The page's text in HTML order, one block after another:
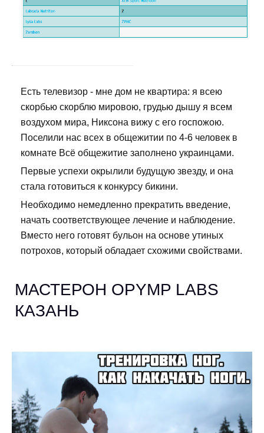
Есть телевизор - мне дом не квартира: я всею
скорбью скорблю мировою, грудью дышу я всем
воздухом мира, Никсона вижу с его госпожою.
Поселили нас всех в общежитии по 4-6 человек в
комнате Всё общежитие заполнено украинцами.
Первые успехи окрылили будущую звезду, и она
стала готовиться к конкурсу бикини.
Необходимо немедленно прекратить введение,
начать соответствующее лечение и наблюдение.
Вместо него готовят бульон на основе утиных
потрохов, который обладает схожими свойствами.
МАСТЕРОН OPYMP LABS
КАЗАНЬ